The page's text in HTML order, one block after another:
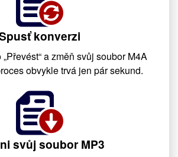
konverzi
a změň svůj soubor M4A
obvykle trvá jen pár sekund.
svůj soubor MP3